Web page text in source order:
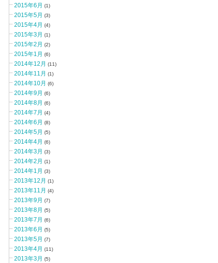
2015年6月 (1)
2015年5月 (3)
2015年4月 (4)
2015年3月 (1)
2015年2月 (2)
2015年1月 (6)
2014年12月 (11)
2014年11月 (1)
2014年10月 (6)
2014年9月 (6)
2014年8月 (6)
2014年7月 (4)
2014年6月 (8)
2014年5月 (5)
2014年4月 (6)
2014年3月 (3)
2014年2月 (1)
2014年1月 (3)
2013年12月 (1)
2013年11月 (4)
2013年9月 (7)
2013年8月 (5)
2013年7月 (6)
2013年6月 (5)
2013年5月 (7)
2013年4月 (11)
2013年3月 (5)